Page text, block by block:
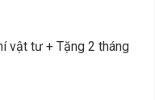
vật tư + Tặng 2 tháng